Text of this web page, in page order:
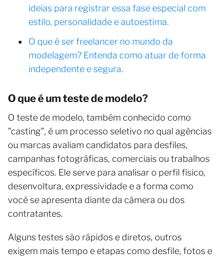
ideias para registrar essa fase especial com
estilo, personalidade e autoestima.
O que é ser freelancer no mundo da
modelagem? Entenda como atuar de forma
independente e segura.
O que é um teste de modelo?
O teste de modelo, também conhecido como
"casting", é um processo seletivo no qual agências
ou marcas avaliam candidatos para desfiles,
campanhas fotográficas, comerciais ou trabalhos
específicos. Ele serve para analisar o perfil físico,
desenvoltura, expressividade e a forma como
você se apresenta diante da câmera ou dos
contratantes.
Alguns testes são rápidos e diretos, outros
exigem mais tempo e etapas como desfile, fotos e